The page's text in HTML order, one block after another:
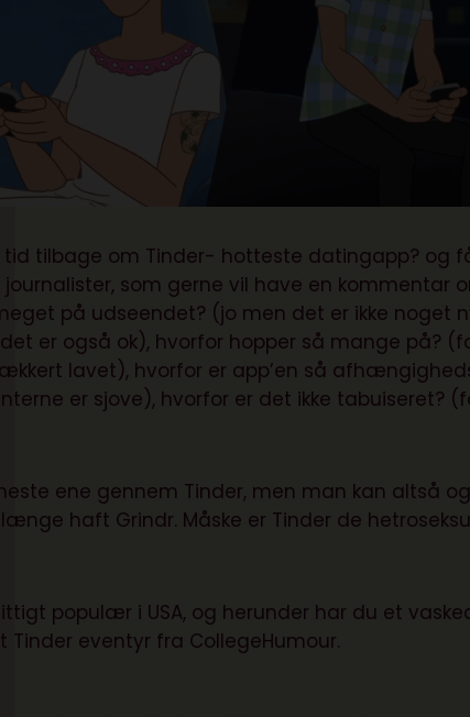
tid tilbage om Tinder- hotteste datingapp? og
som gerne vil have en kommentar
på udseendet? (jo men det er ikke noget
er også ok), hvorfor hopper så mange på?
lavet), hvorfor er app’en så
er sjove), hvorfor er det ikke tabuiseret?
ene gennem Tinder, men man kan altså
længe haft Grindr. Måske er Tinder de
populær i USA, og herunder har du et
eventyr fra CollegeHumour.